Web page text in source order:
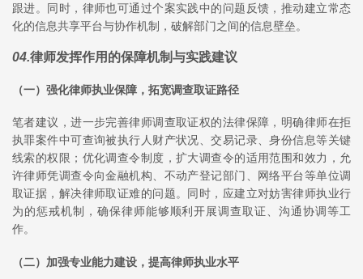
跟进。同时，律师也可通过个案实践中的问题反馈，推动建立常态
化的信息共享平台与协作机制，破解部门之间的信息壁垒。
04.律师发挥作用的保障机制与实践建议
（一）强化律师执业保障，拓宽调查取证路径
笔者建议，进一步完善律师调查取证权的法律保障，明确律师在拒
执罪案件中可查询被执行人财产状况、交易记录、身份信息等关键
线索的权限；优化调查令制度，扩大调查令的适用范围和效力，允
许律师凭调查令向金融机构、不动产登记部门、网络平台等单位调
取证据，解决律师取证难的问题。同时，应建立对妨害律师执业行
为的惩戒机制，确保律师能够顺利开展调查取证、沟通协调等工
作。
（二）加强专业能力建设，提高律师执业水平